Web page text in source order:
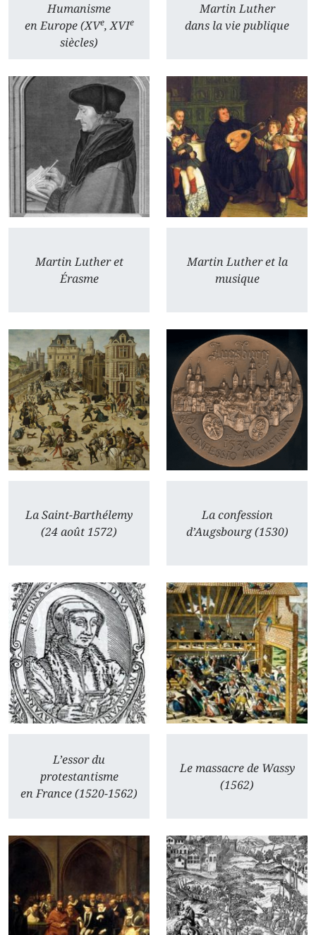
Humanisme
en Europe (XVe, XVIe
siècles)
Martin Luther
dans la vie publique
Martin Luther et
Érasme
Martin Luther et la
musique
La Saint-Barthélemy
(24 août 1572)
La confession
d’Augsbourg (1530)
L’essor du
protestantisme
en France (1520-1562)
Le massacre de Wassy
(1562)